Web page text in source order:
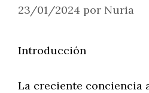
23/01/2024 por Nuria
Introducción
La creciente conciencia